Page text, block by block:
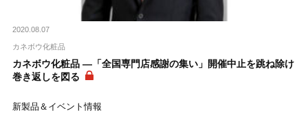
2020.08.07
カネボウ化粧品
カネボウ化粧品 ―「全国専門店感謝の集い」開催中止を跳ね除け
巻き返しを図る
新製品＆イベント情報